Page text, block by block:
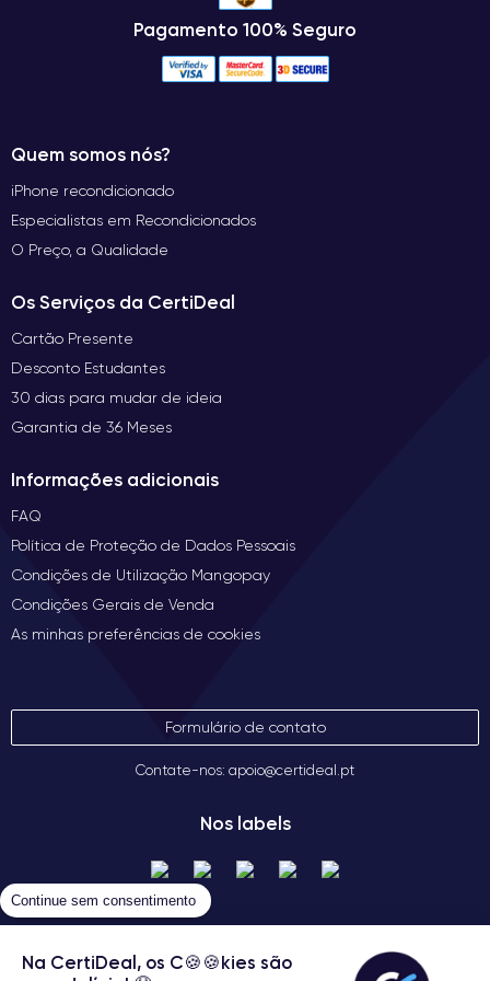
Pagamento 100% Seguro
Quem somos nós?
iPhone recondicionado
Especialistas em Recondicionados
O Preço, a Qualidade
Os Serviços da CertiDeal
Cartão Presente
Desconto Estudantes
30 dias para mudar de ideia
Garantia de 36 Meses
Informações adicionais
FAQ
Política de Proteção de Dados Pessoais
Condições de Utilização Mangopay
Condições Gerais de Venda
As minhas preferências de cookies
Formulário de contato
Contate-nos: apoio@certideal.pt
Nos labels
Continue sem consentimento
Na CertiDeal, os C🍪🍪kies são